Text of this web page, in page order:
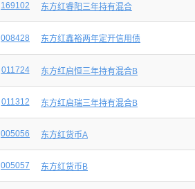
169102 东方红睿阳三年持有混合
008428 东方红鑫裕两年定开信用债
011724 东方红启恒三年持有混合B
011312 东方红启瑞三年持有混合B
005056 东方红货币A
005057 东方红货币B